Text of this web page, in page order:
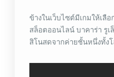
ข้างในเว็บไซต์มีเกมให้เลื
สล็อตออนไลน์ บาคาร่า รูเ
สิโนสดจากค่ายชั้นหนึ่งทั้ง